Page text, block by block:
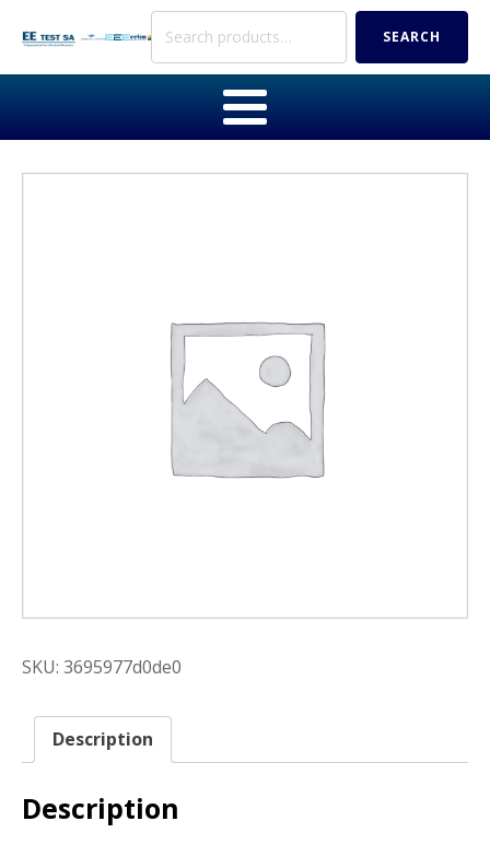
Search
SEARCH
SKU: 3695977d0de0
Description
Description